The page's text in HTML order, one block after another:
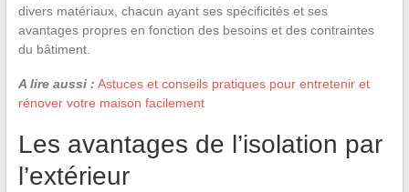
divers matériaux, chacun ayant ses spécificités et ses
avantages propres en fonction des besoins et des contraintes
du bâtiment.
A lire aussi : Astuces et conseils pratiques pour entretenir et
rénover votre maison facilement
Les avantages de l’isolation par
l’extérieur